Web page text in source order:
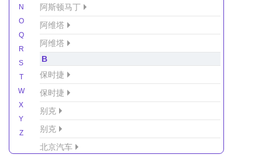
N
O
Q
R
S
T
W
X
Y
Z
阿斯顿马丁
阿维塔
阿维塔
B
保时捷
保时捷
别克
别克
北京汽车